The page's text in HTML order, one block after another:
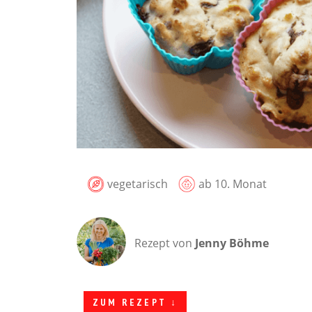
vegetarisch ab 10. Monat
Rezept von Jenny Böhme
ZUM REZEPT ↓